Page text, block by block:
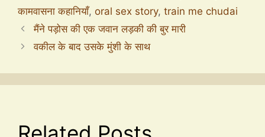
कामवासना कहानियाँ, oral sex story, train me chudai
मैंने पड़ोस की एक जवान लड़की की बुर मारी
वकील के बाद उसके मुंशी के साथ